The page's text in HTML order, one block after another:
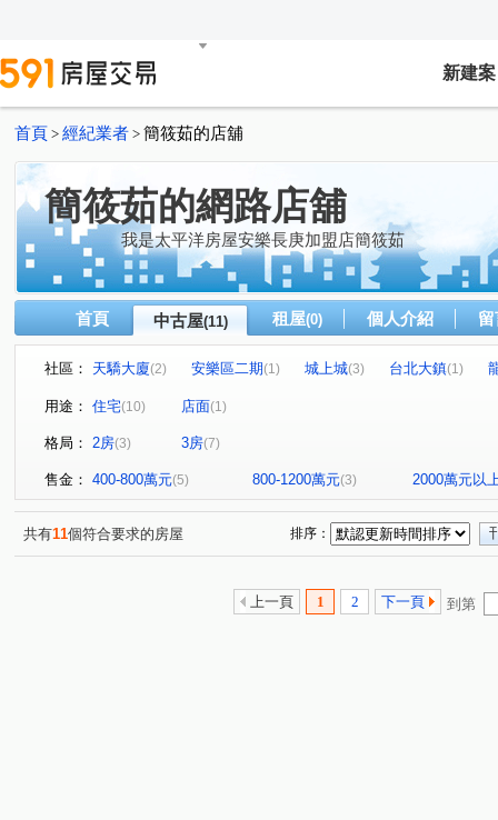
新建案
首頁 > 經紀業者 > 簡筱茹的店舖
簡筱茹的網路店舖
我是太平洋房屋安樂長庚加盟店簡筱茹
首頁 中古屋(11) 租屋(0) 個人介紹
社區： 天驕大廈(2) 安樂區二期(1) 城上城(3) 台北大鎮(1)
國家新城
用途： 住宅(10) 店面(1)
格局： 2房(3) 3房(7)
售金： 400-800萬元(5) 800-1200萬元(3) 2000萬元以
共有11個符合要求的房屋 排序：
上一頁 1 2 下一頁 到第